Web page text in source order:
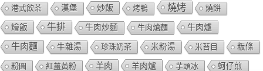
港式飲茶 漢堡 炒飯 烤鴨 燒烤 燒餅
燴飯 牛排 牛肉炒麵 牛肉熗麵 牛肉爐
牛肉麵 牛雜湯 珍珠奶茶 米粉湯 米苔目 粄條
粉圓 紅薑黃粉 羊肉 羊肉爐 芋頭冰 蚵仔煎